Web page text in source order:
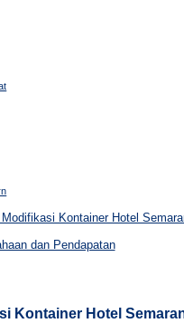
Kontainer Hotel
dan Pendapatan
Kontainer Hotel